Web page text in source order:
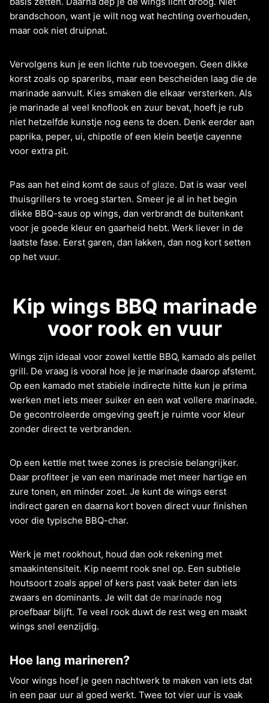
brandschoon, want je wilt nog wat hechting overhouden,
maar ook niet druipnat.
Vervolgens kun je een lichte rub toevoegen. Geen dikke
korst zoals op spareribs, maar een bescheiden laag die de
marinade aanvult. Kies smaken die elkaar versterken. Als
je marinade al veel knoflook en zuur bevat, hoeft je rub
niet hetzelfde kunstje nog eens te doen. Denk eerder aan
paprika, peper, ui, chipotle of een klein beetje cayenne
voor extra pit.
Pas aan het eind komt de saus of glaze. Dat is waar veel
thuisgrillers te vroeg starten. Smeer je al in het begin
dikke BBQ-saus op wings, dan verbrandt de buitenkant
voor je goede kleur en gaarheid hebt. Werk liever in de
laatste fase. Eerst garen, dan lakken, dan nog kort setten
op het vuur.
Kip wings BBQ marinade
voor rook en vuur
Wings zijn ideaal voor zowel kettle BBQ, kamado als pellet
grill. De vraag is vooral hoe je je marinade daarop afstemt.
Op een kamado met stabiele indirecte hitte kun je prima
werken met iets meer suiker en een wat vollere marinade.
De gecontroleerde omgeving geeft je ruimte voor kleur
zonder direct te verbranden.
Op een kettle met twee zones is precisie belangrijker.
Daar profiteer je van een marinade met meer hartige en
zure tonen, en minder zoet. Je kunt de wings eerst
indirect garen en daarna kort boven direct vuur finishen
voor die typische BBQ-char.
Werk je met rookhout, houd dan ook rekening met
smaakintensiteit. Kip neemt rook snel op. Een subtiele
houtsoort zoals appel of kers past vaak beter dan iets
zwaars en dominants. Je wilt dat de marinade nog
proefbaar blijft. Te veel rook duwt de rest weg en maakt
wings snel eenzijdig.
Hoe lang marineren?
Voor wings hoef je geen nachtwerk te maken van iets dat
in een paar uur al goed werkt. Twee tot vier uur is vaak